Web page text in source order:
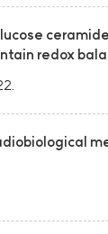
redox